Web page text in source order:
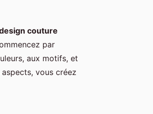
couture
par
aux motifs, et
vous créez